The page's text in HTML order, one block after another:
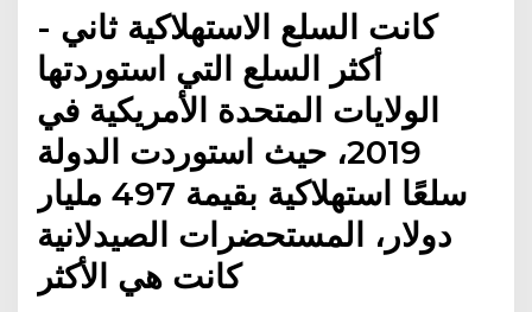
- كانت السلع الاستهلاكية ثاني
أكثر السلع التي استوردتها
الولايات المتحدة الأمريكية في
2019، حيث استوردت الدولة
سلعًا استهلاكية بقيمة 497 مليار
دولار، المستحضرات الصيدلانية
كانت هي الأكثر